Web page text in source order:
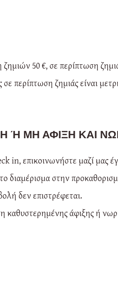
50 €, σε περίπτωση
περίπτωση ζημιάς είναι
Ή ΜΗ ΆΦΙΞΗ ΚΑΙ
in, επικοινωνήστε μαζί μας
διαμέρισμα στην
δεν επιστρέφεται.
καθυστερημένης άφιξης ή